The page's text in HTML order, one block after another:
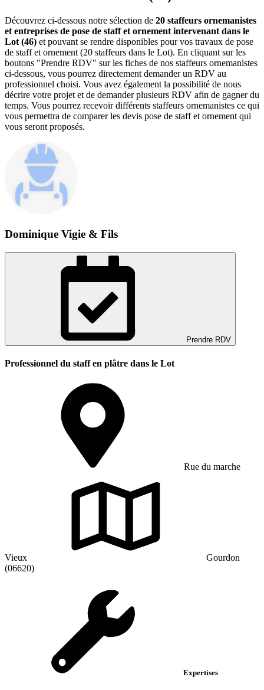
Découvrez ci-dessous notre sélection de 20 staffeurs ornemanistes
et entreprises de pose de staff et ornement intervenant dans le
Lot (46) et pouvant se rendre disponibles pour vos travaux de pose
de staff et ornement (20 staffeurs dans le Lot). En cliquant sur les
boutons "Prendre RDV" sur les fiches de nos staffeurs ornemanistes
ci-dessous, vous pourrez directement demander un RDV au
professionnel choisi. Vous avez également la possibilité de nous
décrire votre projet et de demander plusieurs RDV afin de gagner du
temps. Vous pourrez recevoir différents staffeurs ornemanistes ce qui
vous permettra de comparer les devis pose de staff et ornement qui
vous seront proposés.
Dominique Vigie & Fils
Prendre RDV
Professionnel du staff en plâtre dans le Lot
Rue du marche
Vieux
Gourdon
(06620)
Expertises